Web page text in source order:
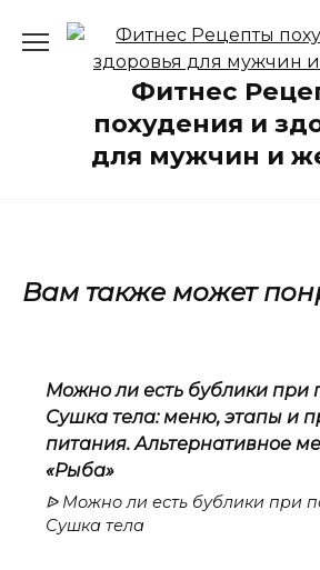
содержанию
Фитнес
похудения и
для мужчин и
Вам также может
Можно ли есть бублики при
Сушка тела: меню, этапы и
питания. Альтернативное
«Рыба»
ᐉ Можно ли есть бублики при
Сушка тела